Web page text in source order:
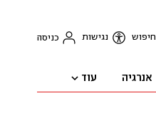
חיפוש נגישות כניסה
אנרגיה עוד